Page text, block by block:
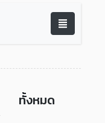
ทั้งหมด